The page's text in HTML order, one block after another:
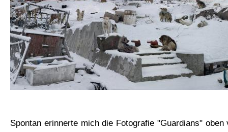
Spontan erinnerte mich die Fotografie "Guardians"